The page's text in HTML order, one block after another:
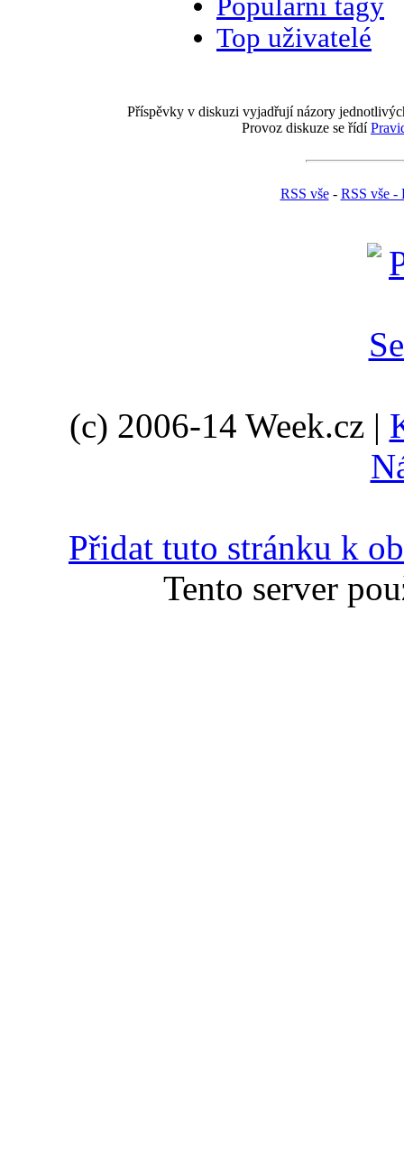
Populární tagy
Top uživatelé
Příspěvky v diskuzi vyjadřují názory
Provoz diskuze se řídí
RSS vše- RSS vše -
(c) 2006-14 Week.cz |
Přidat tuto stránku k
Tento server